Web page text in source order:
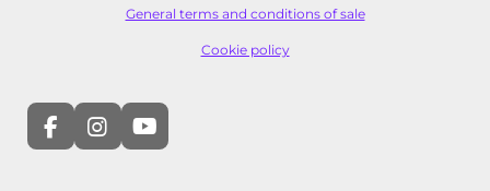
General terms and conditions of sale
Cookie policy
F
a
I
n
Y
o